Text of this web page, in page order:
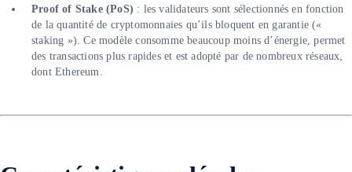
Proof of Stake (PoS) : les validateurs sont sélectionnés en fonction
de la quantité de cryptomonnaies qu’ils bloquent en garantie («
staking »). Ce modèle consomme beaucoup moins d’énergie, permet
des transactions plus rapides et est adopté par de nombreux réseaux,
dont Ethereum.